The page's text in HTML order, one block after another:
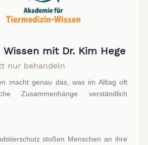
mit Dr. Kim Hege
nur behandeln
macht genau das, was im Alltag oft
Zusammenhänge verständlich
stoßen Menschen an ihre